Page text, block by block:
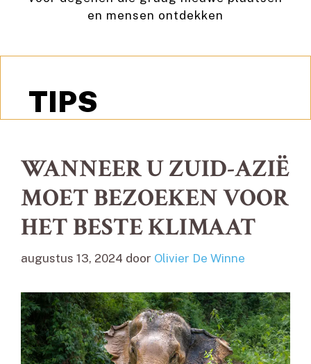
en mensen ontdekken
TIPS
WANNEER U ZUID-AZIË
MOET BEZOEKEN VOOR
HET BESTE KLIMAAT
augustus 13, 2024 door Olivier De Winne